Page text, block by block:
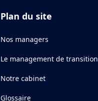
Plan du site
Nos managers
Le management de transition
Notre cabinet
Glossaire